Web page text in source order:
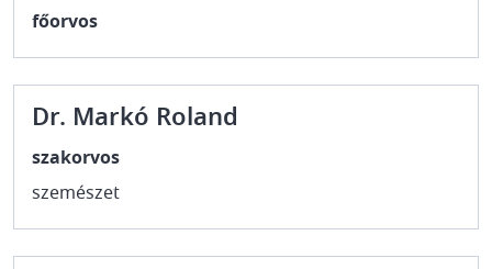
főorvos
Dr. Markó Roland
szakorvos
szemészet